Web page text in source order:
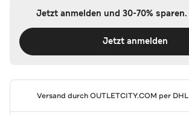
Jetzt anmelden und 30-70% sparen.
Jetzt anmelden
Versand durchOUTLETCITY.COM per DHL